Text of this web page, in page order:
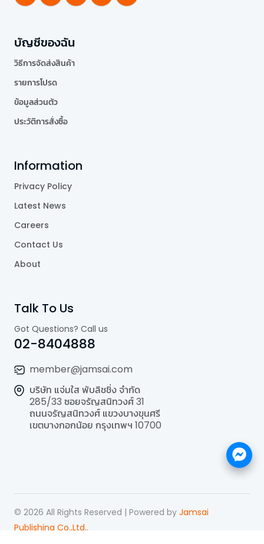
บัญชีของฉัน
วิธีการจัดส่งสินค้า
รายการโปรด
ข้อมูลส่วนตัว
ประวัติการสั่งซื้อ
Information
Privacy Policy
Latest News
Careers
Contact Us
About
Talk To Us
Got Questions? Call us
02-8404888
member@jamsai.com
บริษัท แจ่มใส พับลิชชิ่ง จำกัด
285/33 ซอยจรัญสนิทวงศ์ 31
ถนนจรัญสนิทวงศ์ แขวงบางขุนศรี
เขตบางกอกน้อย กรุงเทพฯ 10700
© 2026 All Rights Reserved | Powered by Jamsai
Publishing Co.,Ltd..